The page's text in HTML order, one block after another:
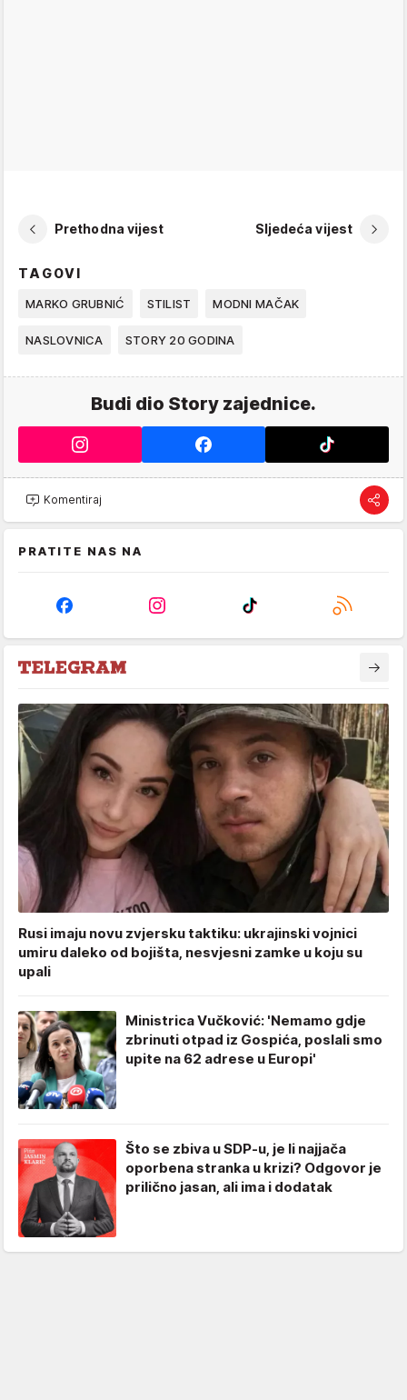
Prethodna vijest Sljedeća vijest
TAGOVI
MARKO GRUBNIĆ STILIST MODNI MAČAK
NASLOVNICA STORY 20 GODINA
Budi dio Story zajednice.
Komentiraj
PRATITE NAS NA
Rusi imaju novu zvjersku taktiku: ukrajinski vojnici
umiru daleko od bojišta, nesvjesni zamke u koju su
upali
Ministrica Vučković: 'Nemamo gdje
zbrinuti otpad iz Gospića, poslali smo
upite na 62 adrese u Europi'
Što se zbiva u SDP-u, je li najjača
oporbena stranka u krizi? Odgovor je
prilično jasan, ali ima i dodatak